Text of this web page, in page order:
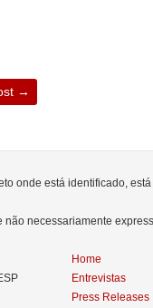
→
onde está identificado,
necessariamente
Home
Entrevistas
Press Releases